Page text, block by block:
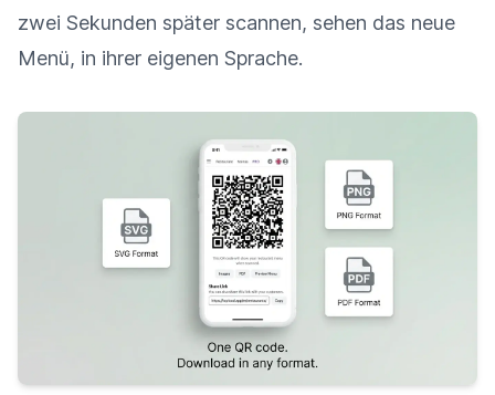
zwei Sekunden später scannen, sehen das neue
Menü, in ihrer eigenen Sprache.